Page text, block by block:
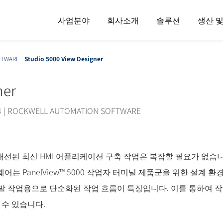
사업분야 회사소개 솔루션 생산
-Studio 5000 View Designer
| ROCKWELL AUTOMATION SOFTWARE
된 최신 HMI 어플리케이션 구축 작업은 복잡할 필요가 없습
는 PanelView™ 5000 작업자 터미널 제품군을 위한 설계 환
작업용으로 단순화된 작업 흐름이 특징입니다. 이를 통하여
있습니다.